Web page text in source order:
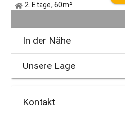
2. Etage, 60m²
In der Nähe
Unsere Lage
Kontakt